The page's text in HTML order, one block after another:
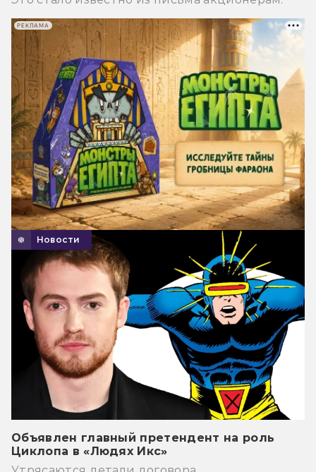
Новости
Объявлен главный претендент на роль
Циклопа в «Людях Икс»
РЕКЛАМА